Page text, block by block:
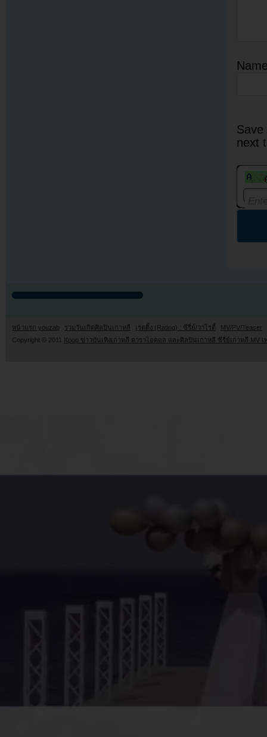
next
หน้าแรก youzab รวมวันเกิดศิลปินเกาหลี เรตติ้ง (Rating) : ซีรี่ย์/วาไรตี้
MV/PV/Teaser
Copyright © 2011 Kpop ข่าวบันเทิงเกาหลี ดาราไอดอล และศิลปินเกาหลี ซีรี่ย์เกาหลี MV